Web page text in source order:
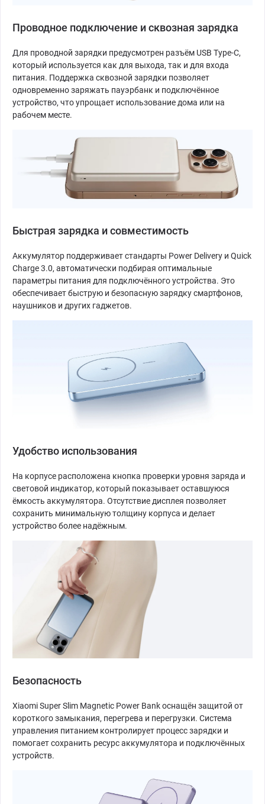
Проводное подключение и сквозная зарядка
Для проводной зарядки предусмотрен разъём USB Type-C,
который используется как для выхода, так и для входа
питания. Поддержка сквозной зарядки позволяет
одновременно заряжать пауэрбанк и подключённое
устройство, что упрощает использование дома или на
рабочем месте.
Быстрая зарядка и совместимость
Аккумулятор поддерживает стандарты Power Delivery и Quick
Charge 3.0, автоматически подбирая оптимальные
параметры питания для подключённого устройства. Это
обеспечивает быструю и безопасную зарядку смартфонов,
наушников и других гаджетов.
Удобство использования
На корпусе расположена кнопка проверки уровня заряда и
световой индикатор, который показывает оставшуюся
ёмкость аккумулятора. Отсутствие дисплея позволяет
сохранить минимальную толщину корпуса и делает
устройство более надёжным.
Безопасность
Xiaomi Super Slim Magnetic Power Bank оснащён защитой от
короткого замыкания, перегрева и перегрузки. Система
управления питанием контролирует процесс зарядки и
помогает сохранить ресурс аккумулятора и подключённых
устройств.